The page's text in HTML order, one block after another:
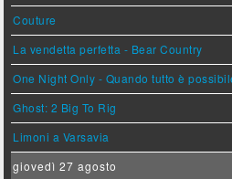
Couture
La vendetta perfetta - Bear Country
One Night Only - Quando tutto è
Ghost: 2 Big To Rig
Limoni a Varsavia
giovedì 27 agosto